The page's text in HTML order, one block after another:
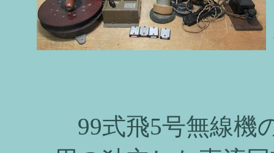
99式飛5号無線機